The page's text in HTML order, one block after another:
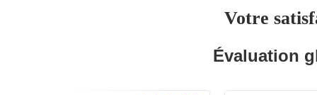
Votre
Évaluation